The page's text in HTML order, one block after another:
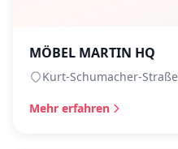
MÖBEL MARTIN HQ
Kurt-Schumacher-
Mehr erfahren